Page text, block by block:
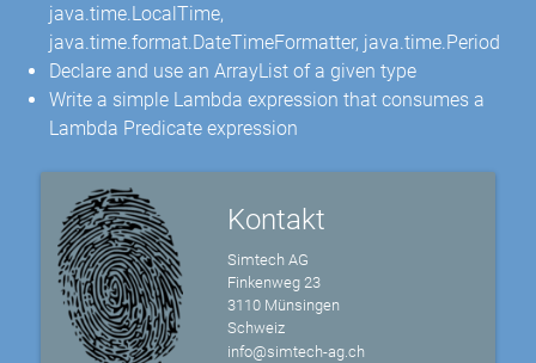
java.time.LocalTime,
java.time.format.DateTimeFormatter, java.time.Period
Declare and use an ArrayList of a given type
Write a simple Lambda expression that consumes a
Lambda Predicate expression
Kontakt
Simtech AG
Finkenweg 23
3110 Münsingen
Schweiz
info@simtech-ag.ch